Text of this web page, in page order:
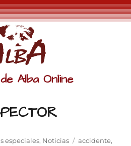
Alba Online
especiales, Noticias Etiquetas
accidente,